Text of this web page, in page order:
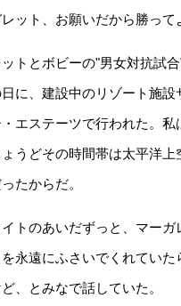
レット、お願いだから勝って
トとボビーの"男女対抗試
に、建設中のリゾート施設
エステーツで行われた。私
うどその時間帯は太平洋上
たからだ。
トのあいだずっと、マーガ
永遠にふさいでくれていた
、とみなで話していた。